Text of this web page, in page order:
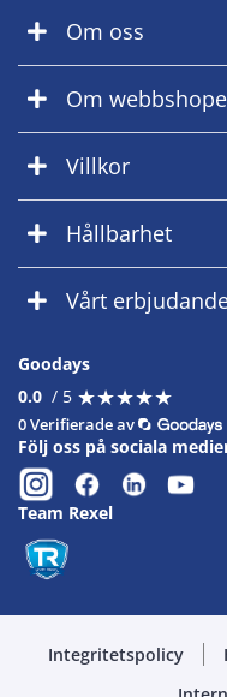
Om oss
Om
Villkor
Hållbarhet
Vårt
Goodays
0.0 / 5 ★★★★★
★★★★★
0 Verifierade av
Följ oss på sociala
Team Rexel
Integritetspolicy